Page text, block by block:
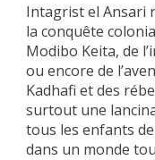
Intagrist el Ansari
la conquête
Modibo Keita, de
ou encore de
Kadhafi et des
surtout une
tous les enfants
dans un monde